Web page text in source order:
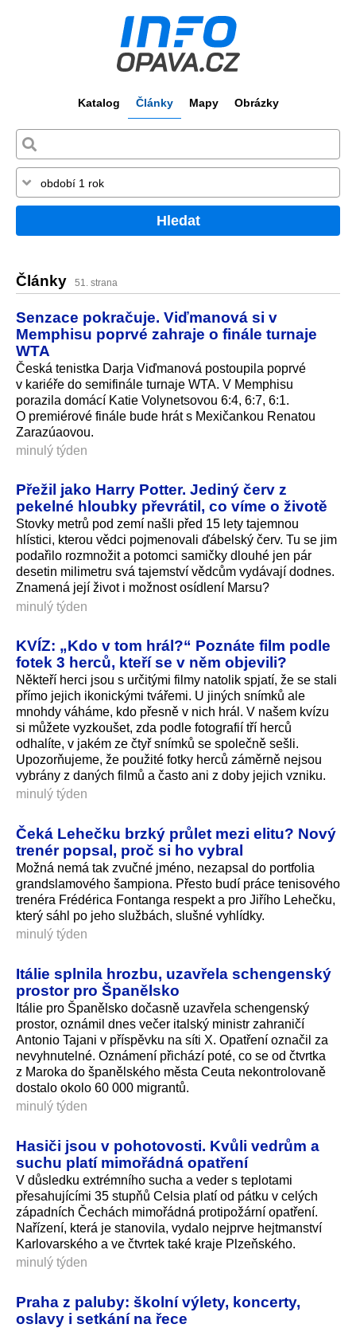
Katalog Články Mapy Obrázky
Hledat
Články 51. strana
Senzace pokračuje. Viďmanová si v
Memphisu poprvé zahraje o finále turnaje
WTA
Česká tenistka Darja Viďmanová postoupila poprvé
v kariéře do semifinále turnaje WTA. V Memphisu
porazila domácí Katie Volynetsovou 6:4, 6:7, 6:1.
O premiérové finále bude hrát s Mexičankou Renatou
Zarazúaovou.
minulý týden
Přežil jako Harry Potter. Jediný červ z
pekelné hloubky převrátil, co víme o životě
Stovky metrů pod zemí našli před 15 lety tajemnou
hlístici, kterou vědci pojmenovali ďábelský červ. Tu se jim
podařilo rozmnožit a potomci samičky dlouhé jen pár
desetin milimetru svá tajemství vědcům vydávají dodnes.
Znamená její život i možnost osídlení Marsu?
minulý týden
KVÍZ: „Kdo v tom hrál?“ Poznáte film podle
fotek 3 herců, kteří se v něm objevili?
Někteří herci jsou s určitými filmy natolik spjatí, že se stali
přímo jejich ikonickými tvářemi. U jiných snímků ale
mnohdy váháme, kdo přesně v nich hrál. V našem kvízu
si můžete vyzkoušet, zda podle fotografií tří herců
odhalíte, v jakém ze čtyř snímků se společně sešli.
Upozorňujeme, že použité fotky herců záměrně nejsou
vybrány z daných filmů a často ani z doby jejich vzniku.
minulý týden
Čeká Lehečku brzký průlet mezi elitu? Nový
trenér popsal, proč si ho vybral
Možná nemá tak zvučné jméno, nezapsal do portfolia
grandslamového šampiona. Přesto budí práce tenisového
trenéra Frédérica Fontanga respekt a pro Jiřího Lehečku,
který sáhl po jeho službách, slušné vyhlídky.
minulý týden
Itálie splnila hrozbu, uzavřela schengenský
prostor pro Španělsko
Itálie pro Španělsko dočasně uzavřela schengenský
prostor, oznámil dnes večer italský ministr zahraničí
Antonio Tajani v příspěvku na síti X. Opatření označil za
nevyhnutelné. Oznámení přichází poté, co se od čtvrtka
z Maroka do španělského města Ceuta nekontrolovaně
dostalo okolo 60 000 migrantů.
minulý týden
Hasiči jsou v pohotovosti. Kvůli vedrům a
suchu platí mimořádná opatření
V důsledku extrémního sucha a veder s teplotami
přesahujícími 35 stupňů Celsia platí od pátku v celých
západních Čechách mimořádná protipožární opatření.
Nařízení, která je stanovila, vydalo nejprve hejtmanství
Karlovarského a ve čtvrtek také kraje Plzeňského.
minulý týden
Praha z paluby: školní výlety, koncerty,
oslavy i setkání na řece